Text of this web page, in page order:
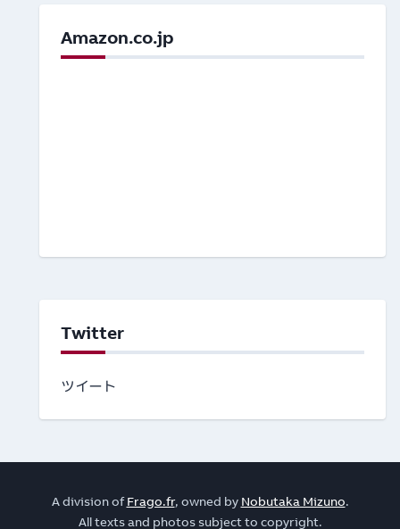
Amazon.co.jp
Twitter
ツイート
A division ofFrago.fr, owned by Nobutaka Mizuno.
All texts and photos subject to copyright.